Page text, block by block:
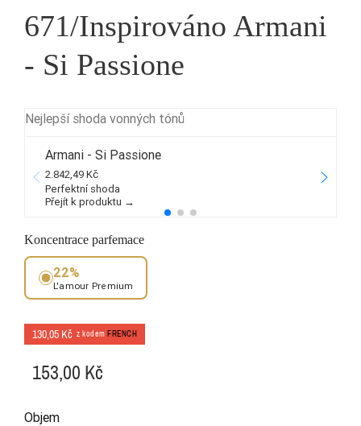
671/Inspirováno Armani
- Si Passione
Nejlepší shoda vonných tónů
Armani - Si Passione
2.842,49 Kč
Perfektní shoda
Přejít k produktu →
Koncentrace parfemace
22%
L'amour Premium
130,05 Kč z kodem FRENCH
153,00 Kč
Objem